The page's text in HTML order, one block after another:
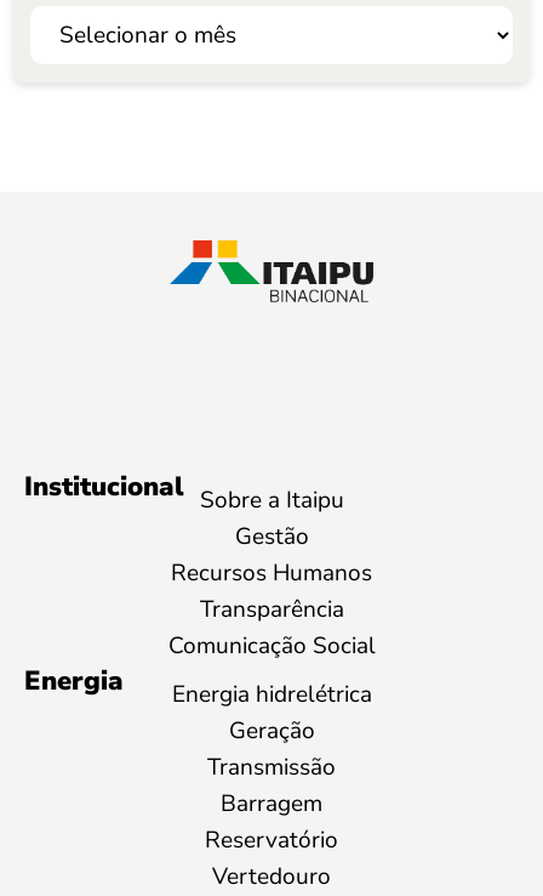
Institucional Sobre a Itaipu
Gestão
Recursos Humanos
Transparência
Comunicação Social
Energia
Energia hidrelétrica
Geração
Transmissão
Barragem
Reservatório
Vertedouro